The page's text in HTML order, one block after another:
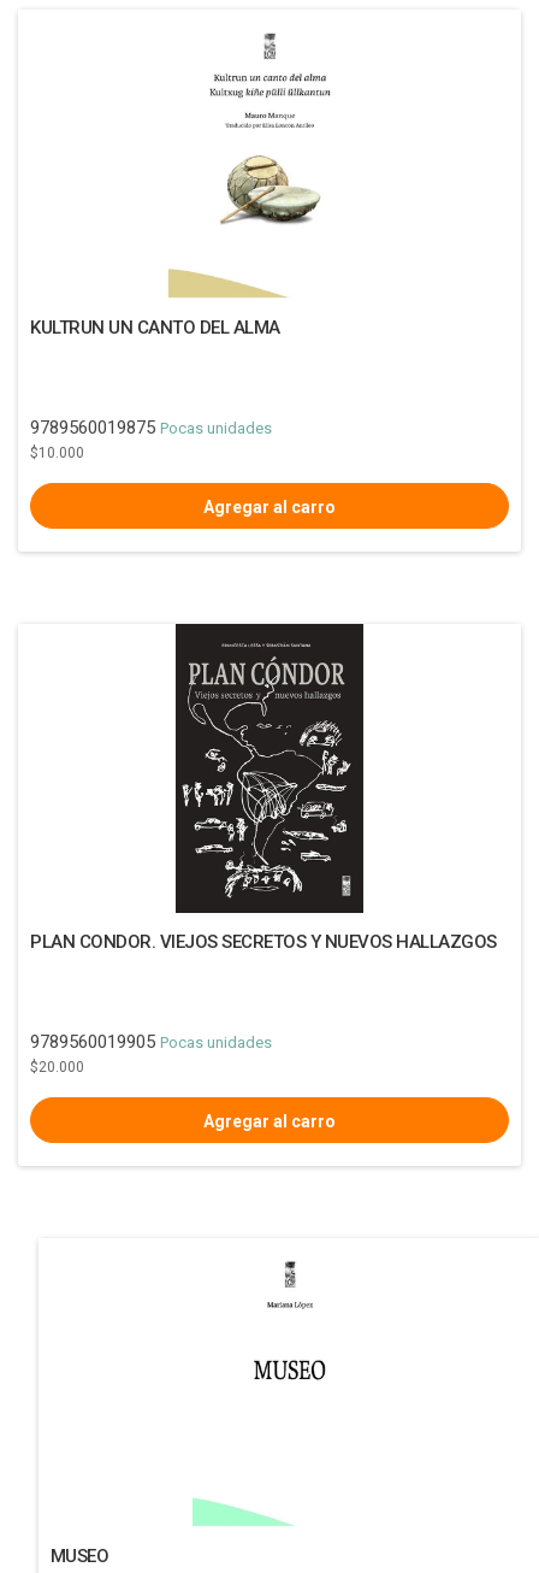
KULTRUN UN CANTO DEL ALMA
9789560019875 Pocas unidades
$10.000
PLAN CONDOR. VIEJOS SECRETOS Y NUEVOS HALLAZGOS
9789560019905 Pocas unidades
$20.000
MUSEO